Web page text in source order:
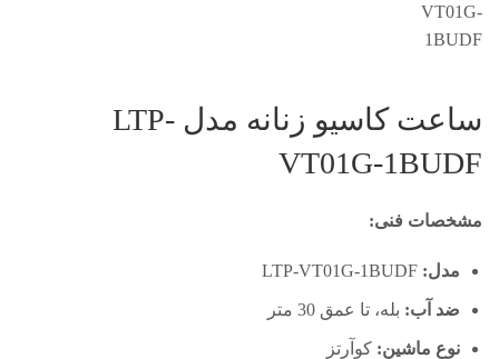
ساعت کاسیو زنانه مدل LTP-
VT01G-1BUDF
مشخصات فنی:
مدل:
ضد آب: بله، تا عمق 30 متر
نوع ماشین: کوآرتز